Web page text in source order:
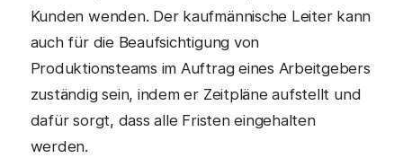
Kunden wenden. Der kaufmännische Leiter kann
auch für die Beaufsichtigung von
Produktionsteams im Auftrag eines Arbeitgebers
zuständig sein, indem er Zeitpläne aufstellt und
dafür sorgt, dass alle Fristen eingehalten
werden.